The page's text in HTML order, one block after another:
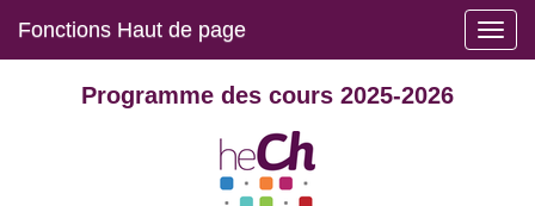
Toggle
Fonctions Haut de page
Programme des cours 2025-2026